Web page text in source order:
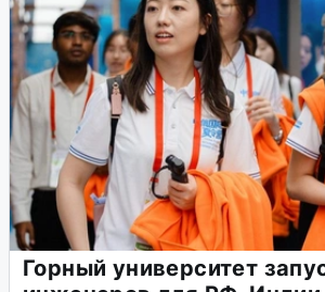
Горный университет